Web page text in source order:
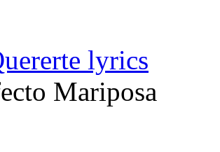
lyrics
Mariposa